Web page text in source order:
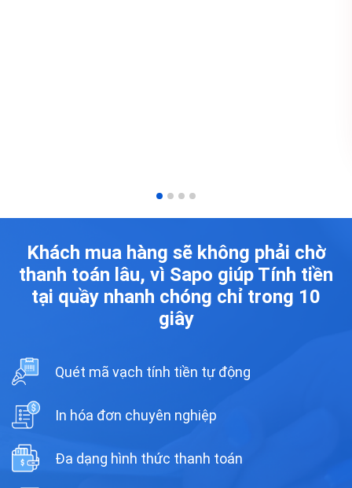
Khách mua hàng sẽ không phải chờ
thanh toán lâu, vì Sapo giúp Tính tiền
tại quầy nhanh chóng chỉ trong 10
giây
Quét mã vạch tính tiền tự động
In hóa đơn chuyên nghiệp
Đa dạng hình thức thanh toán